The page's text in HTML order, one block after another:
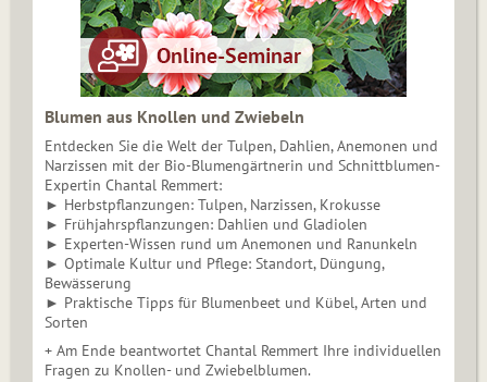
Blumen aus Knollen und Zwiebeln
Entdecken Sie die Welt der Tulpen, Dahlien, Anemonen und
Narzissen mit der Bio-Blumengärtnerin und Schnittblumen-
Expertin Chantal Remmert:
► Herbstpflanzungen: Tulpen, Narzissen, Krokusse
► Frühjahrspflanzungen: Dahlien und Gladiolen
► Experten-Wissen rund um Anemonen und Ranunkeln
► Optimale Kultur und Pflege: Standort, Düngung,
Bewässerung
► Praktische Tipps für Blumenbeet und Kübel, Arten und
Sorten
+ Am Ende beantwortet Chantal Remmert Ihre individuellen
Fragen zu Knollen- und Zwiebelblumen.